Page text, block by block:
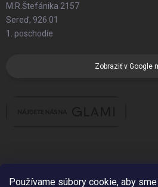
Používame súbory cookie, aby
M.R.Štefánika 2157
Sereď, 926 01
1. poschodie
Zobraziť v Google